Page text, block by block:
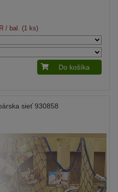
/ bal. (1 ks)
Do košíka
sieť 930858